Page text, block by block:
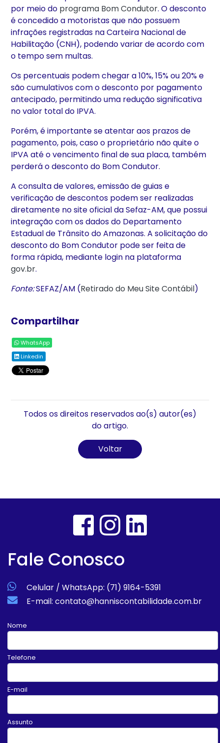
por meio do programa Bom Condutor. O desconto
é concedido a motoristas que não possuem
infrações registradas na Carteira Nacional de
Habilitação (CNH), podendo variar de acordo com
o tempo sem multas.
Os percentuais podem chegar a 10%, 15% ou 20% e
são cumulativos com o desconto por pagamento
antecipado, permitindo uma redução significativa
no valor total do IPVA.
Porém, é importante se atentar aos prazos de
pagamento, pois, caso o proprietário não quite o
IPVA até o vencimento final de sua placa, também
perderá o desconto do Bom Condutor.
A consulta de valores, emissão de guias e
verificação de descontos podem ser realizadas
diretamente no site oficial da Sefaz-AM, que possui
integração com os dados do Departamento
Estadual de Trânsito do Amazonas. A solicitação do
desconto do Bom Condutor pode ser feita de
forma rápida, mediante login na plataforma
gov.br.
Fonte:SEFAZ/AM (Retirado do Meu Site Contábil)
Compartilhar
WhatsApp
Linkedin
Todos os direitos reservados ao(s) autor(es)
do artigo.
Voltar
Fale Conosco
Celular / WhatsApp: (71) 9164-5391
E-mail: contato@hanniscontabilidade.com.br
Nome
Telefone
E-mail
Assunto